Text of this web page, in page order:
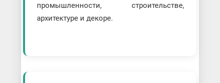
промышленности, строительстве,
архитектуре и декоре.